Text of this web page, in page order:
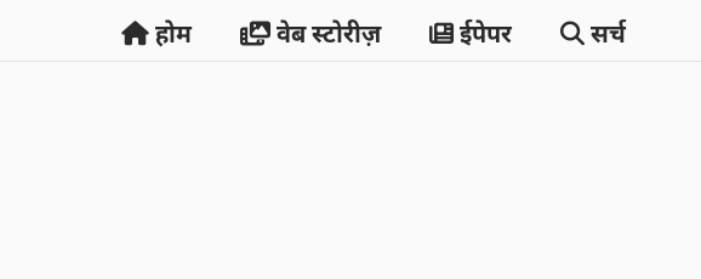
होम वेब स्टोरीज़ ईपेपर सर्च